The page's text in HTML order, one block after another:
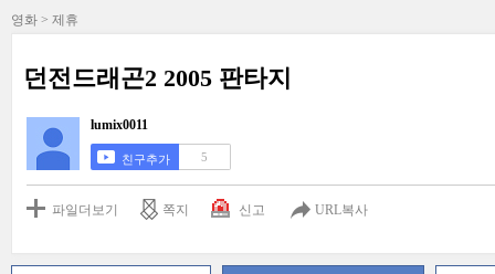
영화 > 제휴
던전드래곤2 2005 판타지
lumix0011
친구추가 5
파일더보기 쪽지 신고 URL복사